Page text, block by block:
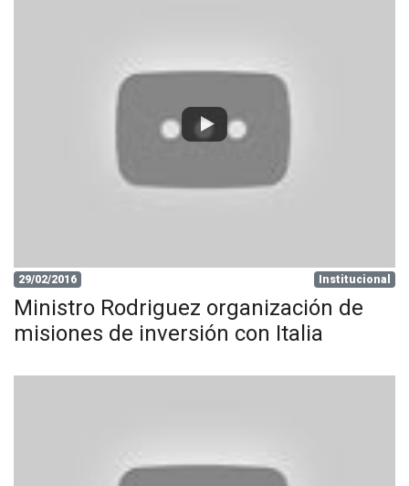
29/02/2016 Institucional
Ministro Rodriguez organización de
misiones de inversión con Italia